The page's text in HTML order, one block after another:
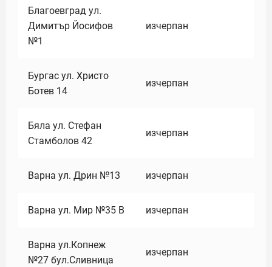
Благоевград ул.
Димитър Йосифов
№1
изчерпан
Бургас ул. Христо
Ботев 14
изчерпан
Бяла ул. Стефан
Стамболов 42
изчерпан
Варна ул. Дрин №13 изчерпан
Варна ул. Мир №35 В изчерпан
Варна ул.Копнеж
№27 бул.Сливница
изчерпан